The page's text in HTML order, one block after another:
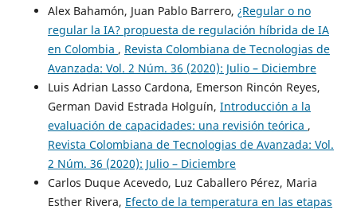
Alex Bahamón, Juan Pablo Barrero, ¿Regular o no
regular la IA? propuesta de regulación híbrida de IA
en Colombia , Revista Colombiana de Tecnologias de
Avanzada: Vol. 2 Núm. 36 (2020): Julio – Diciembre
Luis Adrian Lasso Cardona, Emerson Rincón Reyes,
German David Estrada Holguín, Introducción a la
evaluación de capacidades: una revisión teórica ,
Revista Colombiana de Tecnologias de Avanzada: Vol.
2 Núm. 36 (2020): Julio – Diciembre
Carlos Duque Acevedo, Luz Caballero Pérez, Maria
Esther Rivera, Efecto de la temperatura en las etapas